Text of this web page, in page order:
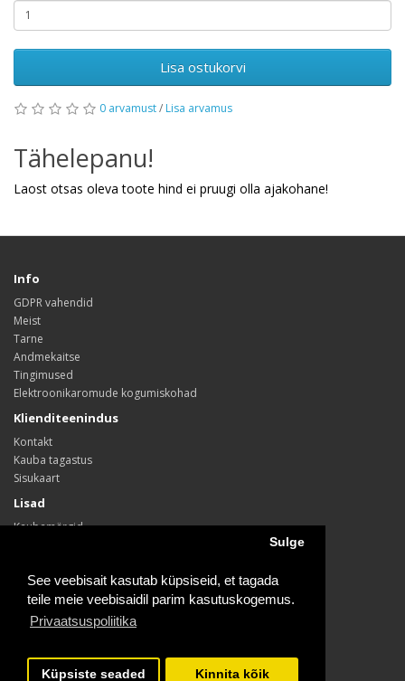
See veebisait kasutab küpsiseid, et tagada
teile meie veebisaidil parim kasutuskogemus.
Privaatsuspoliitika
Sulge
Küpsiste seaded Kinnita kõik
Lisa ostukorvi
0 arvamust/ Lisa arvamus
Tähelepanu!
Laost otsas oleva toote hind ei pruugi olla ajakohane!
Info
GDPR vahendid
Meist
Tarne
Andmekaitse
Tingimused
Elektroonikaromude kogumiskohad
Klienditeenindus
Kontakt
Kauba tagastus
Sisukaart
Lisad
Kaubamärgid
Konto
Soovide nimekiri